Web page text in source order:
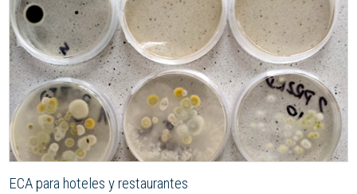
ECA para hoteles y restaurantes